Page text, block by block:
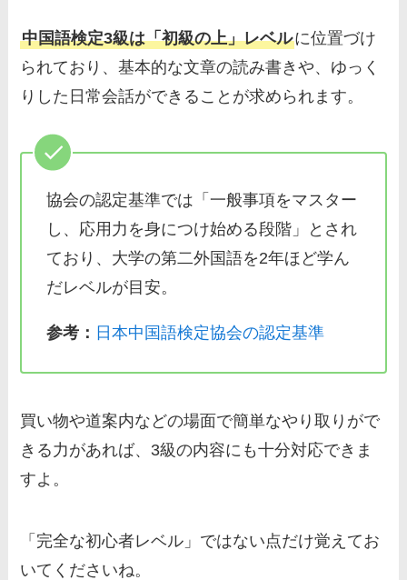
中国語検定3級は「初級の上」レベルに位置づけ
られており、基本的な文章の読み書きや、ゆっく
りした日常会話ができることが求められます。
協会の認定基準では「一般事項をマスター
し、応用力を身につけ始める段階」とされ
ており、大学の第二外国語を2年ほど学ん
だレベルが目安。
参考： 日本中国語検定協会の認定基準
買い物や道案内などの場面で簡単なやり取りがで
きる力があれば、3級の内容にも十分対応できま
すよ。
「完全な初心者レベル」ではない点だけ覚えてお
いてくださいね。